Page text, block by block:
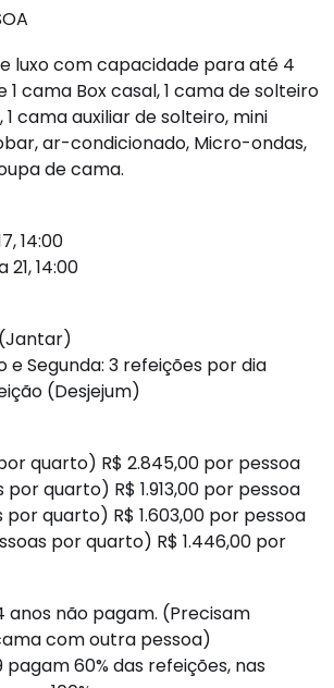
luxo com capacidade para até 4
1 cama Box casal, 1 cama de solteiro
cama auxiliar de solteiro, mini
ar-condicionado, Micro-ondas,
de cama.
14:00
14:00
e Segunda: 3 refeições por dia
(Desjejum)
quarto) R$ 2.845,00 por pessoa
quarto) R$ 1.913,00 por pessoa
por quarto) R$ 1.603,00 por pessoa
por quarto) R$ 1.446,00 por
anos não pagam. (Precisam
com outra pessoa)
pagam 60% das refeições, nas